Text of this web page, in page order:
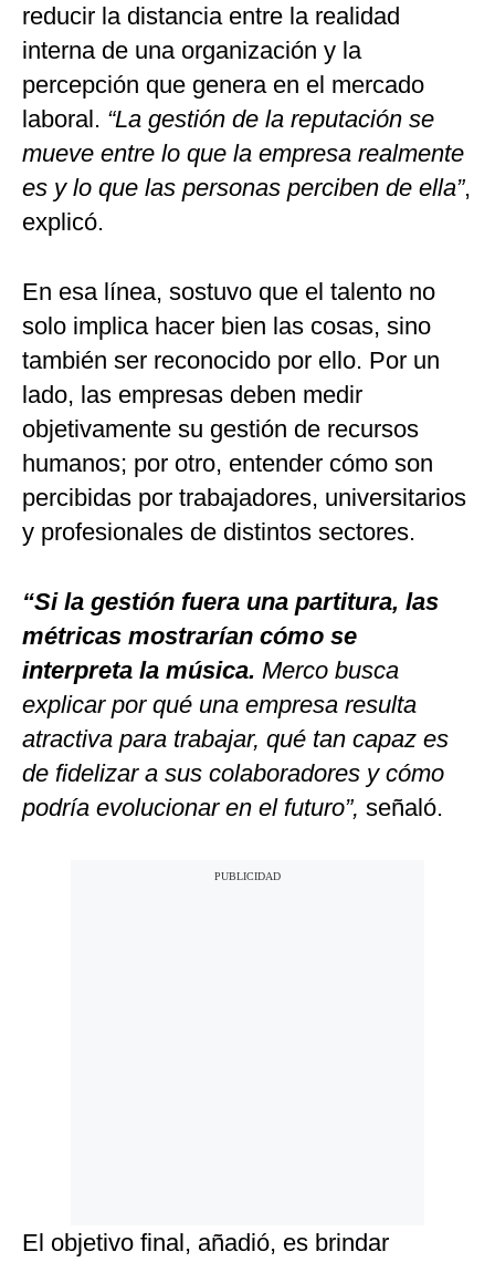
reducir la distancia entre la realidad
interna de una organización y la
percepción que genera en el mercado
laboral. “La gestión de la reputación se
mueve entre lo que la empresa realmente
es y lo que las personas perciben de ella”,
explicó.
En esa línea, sostuvo que el talento no
solo implica hacer bien las cosas, sino
también ser reconocido por ello. Por un
lado, las empresas deben medir
objetivamente su gestión de recursos
humanos; por otro, entender cómo son
percibidas por trabajadores, universitarios
y profesionales de distintos sectores.
“Si la gestión fuera una partitura, las
métricas mostrarían cómo se
interpreta la música. Merco busca
explicar por qué una empresa resulta
atractiva para trabajar, qué tan capaz es
de fidelizar a sus colaboradores y cómo
podría evolucionar en el futuro”, señaló.
El objetivo final, añadió, es brindar